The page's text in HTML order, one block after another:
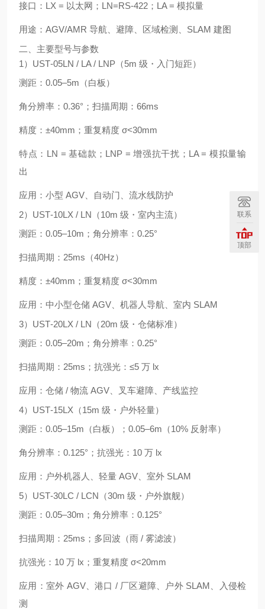
接口：LX = 以太网；LN=RS‑422；LA = 模拟量
用途：AGV/AMR 导航、避障、区域检测、SLAM 建图
二、主要型号与参数
1）UST‑05LN / LA / LNP（5m 级・入门短距）
测距： 0.05–5m （白板）
角分辨率： 0.36° ；扫描周期：66ms
精度：±40mm；重复精度 σ<30mm
特点：LN = 基础款；LNP = 增强抗干扰；LA = 模拟量输
出
应用：小型 AGV、自动门、流水线防护
2）UST‑10LX / LN（10m 级・室内主流）
测距： 0.05–10m ；角分辨率： 0.25°
扫描周期： 25ms （40Hz）
精度：±40mm；重复精度 σ<30mm
应用：中小型仓储 AGV、机器人导航、室内 SLAM
3）UST‑20LX / LN（20m 级・仓储标准）
测距： 0.05–20m ；角分辨率： 0.25°
扫描周期：25ms；抗强光：≤5 万 lx
应用：仓储 / 物流 AGV、叉车避障、产线监控
4）UST‑15LX（15m 级・户外轻量）
测距： 0.05–15m （白板）；0.05–6m（10% 反射率）
角分辨率： 0.125° ；抗强光： 10 万 lx
应用：户外机器人、轻量 AGV、室外 SLAM
5）UST‑30LC / LCN（30m 级・户外旗舰）
测距： 0.05–30m ；角分辨率： 0.125°
扫描周期：25ms； 多回波 （雨 / 雾滤波）
抗强光：10 万 lx；重复精度 σ<20mm
应用：室外 AGV、港口 / 厂区避障、户外 SLAM、入侵检
测
联系
顶部